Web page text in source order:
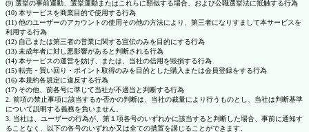
(9) 選挙の事前運動、選挙運動またはこれらに類似する場合、および公職選挙法に抵触する行為
(10) 本サービスを商業目的で使用する行為
(11) 他のユーザーのアカウントの使用その他の方法により、第三者になりすまして本サービスを
利用する行為
(12) 自己または第三者の営業に関する宣伝のみを目的にする行為
(13) 未成年者に対し悪影響があると判断される行為
(14) 本サービスの運営を妨げ、または、当社の信用を毀損する行為
(15) 転売・買い回り・ポイント取得のみを目的とした購入または会員登録をする行為
(16) 本規約各規定に違反する行為
(17) その他、前各号に準じて当社が不適当と判断する行為
2. 前項の禁止事項に該当するか否かの判断は、当社の裁量により行うものとし、当社は判断基準
について説明する義務を負いません。
3. 当社は、ユーザーの行為が、第１項各号のいずれかに該当すると判断した場合、事前に通知す
ることなく、以下の各号のいずれか又は全ての措置を講じることができます。